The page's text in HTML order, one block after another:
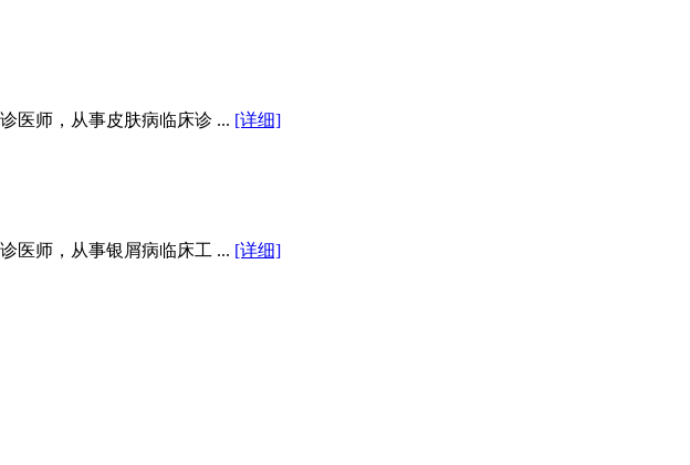
医师，从事皮肤病临床诊 ... [详细]
医师，从事银屑病临床工 ... [详细]